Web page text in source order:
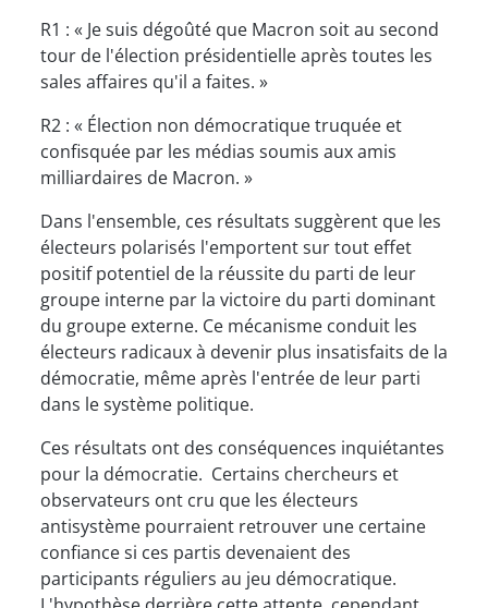
R1 : « Je suis dégoûté que Macron soit au second
tour de l'élection présidentielle après toutes les
sales affaires qu'il a faites. »
R2 : « Élection non démocratique truquée et
confisquée par les médias soumis aux amis
milliardaires de Macron. »
Dans l'ensemble, ces résultats suggèrent que les
électeurs polarisés l'emportent sur tout effet
positif potentiel de la réussite du parti de leur
groupe interne par la victoire du parti dominant
du groupe externe. Ce mécanisme conduit les
électeurs radicaux à devenir plus insatisfaits de la
démocratie, même après l'entrée de leur parti
dans le système politique.
Ces résultats ont des conséquences inquiétantes
pour la démocratie. Certains chercheurs et
observateurs ont cru que les électeurs
antisystème pourraient retrouver une certaine
confiance si ces partis devenaient des
participants réguliers au jeu démocratique.